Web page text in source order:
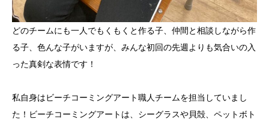
どのチームにも一人でもくもくと作る子、仲間と相談しながら作
る子、色んな子がいますが、みんな初回の先週よりも気合いの入
った真剣な表情です！
私自身はビーチコーミングアート職人チームを担当していまし
た！ビーチコーミングアートは、シーグラスや貝殻、ペットボト